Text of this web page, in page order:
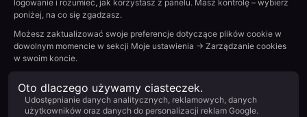
Jak Primabiotic zwiększył
przychody e-commerce o
367% z Positive User
Przeczytaj historię